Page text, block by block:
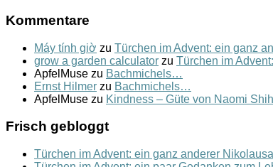
Kommentare
Máy tính giờ zu Türchen im Advent: ein ganz
grow a garden calculator zu Türchen im
ApfelMuse zu Bachmichels…
Ernst Hilmer zu Bachmichels…
ApfelMuse zu Kindness – Güte von Naomi
Frisch gebloggt
Türchen im Advent: ein ganz anderer